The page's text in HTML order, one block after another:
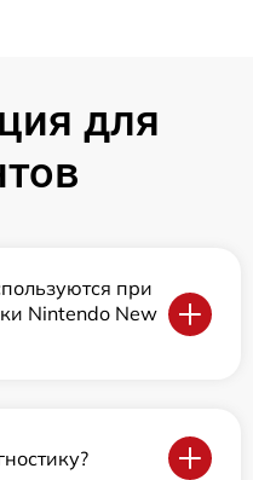
для
при
Nintendo New